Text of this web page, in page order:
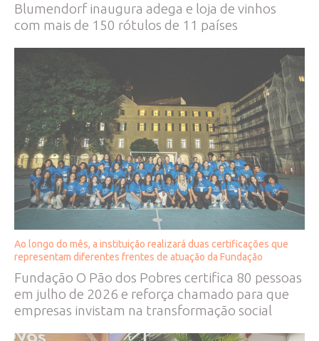
Blumendorf inaugura adega e loja de vinhos
com mais de 150 rótulos de 11 países
Ao longo do mês, a instituição realizará duas certificações que
representam diferentes frentes de atuação da Fundação
Fundação O Pão dos Pobres certifica 80 pessoas
em julho de 2026 e reforça chamado para que
empresas invistam na transformação social